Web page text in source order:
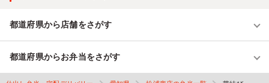
都道府県から店舗をさがす
都道府県からお弁当をさがす